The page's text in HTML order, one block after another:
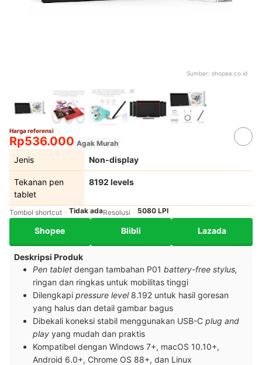
Sumber: shopee.co.id
Harga referensi
Rp536.000 Agak Murah
Jenis Non-display
Tekanan pen
tablet
8192 levels
Tombol shortcut Tidak adaResolusi 5080 LPI
Shopee Blibli Lazada
Deskripsi Produk
Pen tablet dengan tambahan P01 battery-free stylus,
ringan dan ringkas untuk mobilitas tinggi
Dilengkapi pressure level 8.192 untuk hasil goresan
yang halus dan detail gambar bagus
Dibekali koneksi stabil menggunakan USB-C plug and
play yang mudah dan praktis
Kompatibel dengan Windows 7+, macOS 10.10+,
Android 6.0+, Chrome OS 88+, dan Linux